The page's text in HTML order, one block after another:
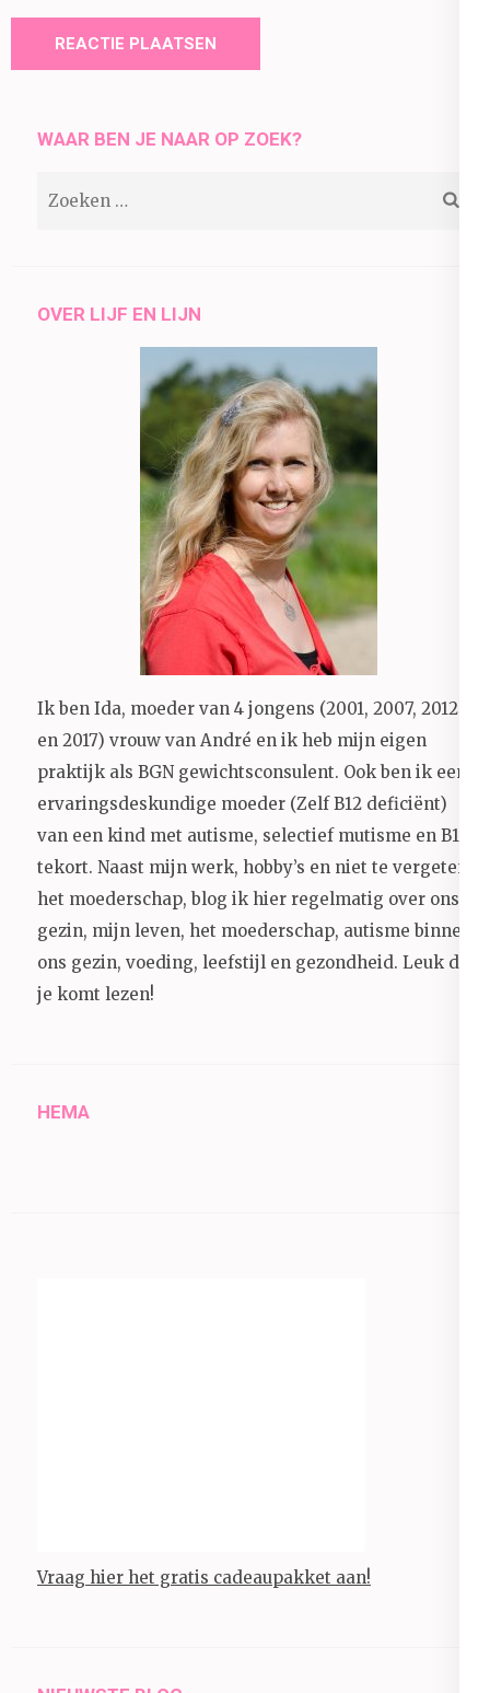
WAAR BEN JE NAAR OP ZOEK?
OVER LIJF EN LIJN
Ik ben Ida, moeder van 4 jongens (2001, 2007, 2012
en 2017) vrouw van André en ik heb mijn eigen
praktijk als BGN gewichtsconsulent. Ook ben ik een
ervaringsdeskundige moeder (Zelf B12 deficiënt)
van een kind met autisme, selectief mutisme en B12
tekort. Naast mijn werk, hobby’s en niet te vergeten
het moederschap, blog ik hier regelmatig over ons
gezin, mijn leven, het moederschap, autisme binnen
ons gezin, voeding, leefstijl en gezondheid. Leuk dat
je komt lezen!
HEMA
Vraag hier het gratis cadeaupakket aan!